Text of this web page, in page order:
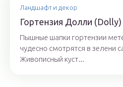
Ландшафт и декор
Гортензия Долли
Пышные шапки гортензии
чудесно смотрятся в зелени
Живописный куст...